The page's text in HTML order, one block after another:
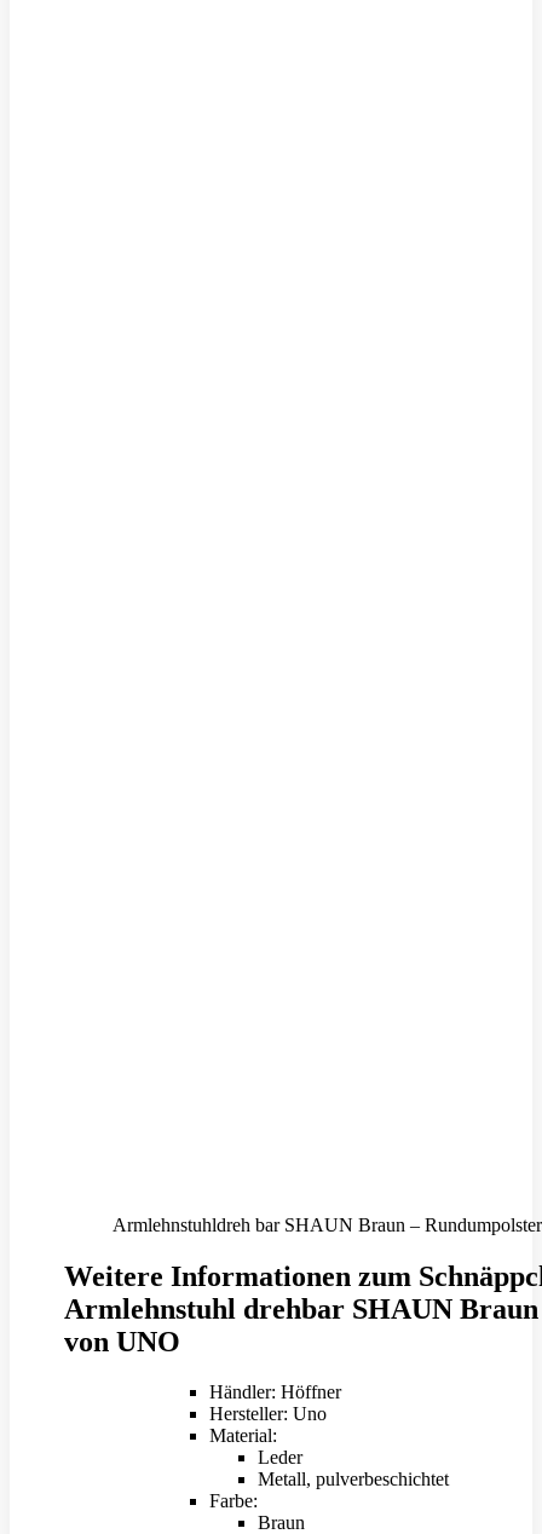
Armlehnstuhldreh bar SHAUN Braun –
Weitere Informationen zum
Armlehnstuhl drehbar SHAUN Braun
von UNO
Händler: Höffner
Hersteller: Uno
Material:
Leder
Metall, pulverbeschichtet
Farbe:
Braun